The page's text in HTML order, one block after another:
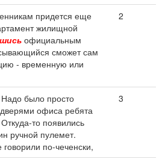
придется еще
жилищной
официальным
сможет сам
- временную или
2
было просто
офиса ребята
то появились
ручной пулемет.
по-чеченски,
3